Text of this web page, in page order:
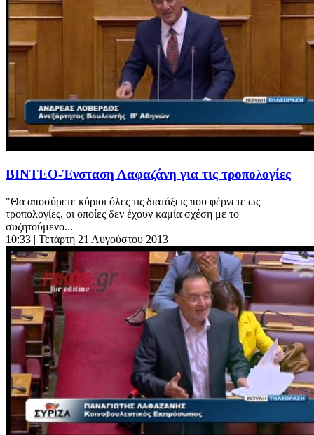
ΒΙΝΤΕΟ-Ένσταση Λαφαζάνη για τις τροπολογίες
"Θα αποσύρετε κύριοι όλες τις διατάξεις που φέρνετε ως
τροπολογίες, οι οποίες δεν έχουν καμία σχέση με το
συζητούμενο...
10:33 | Τετάρτη 21 Αυγούστου 2013